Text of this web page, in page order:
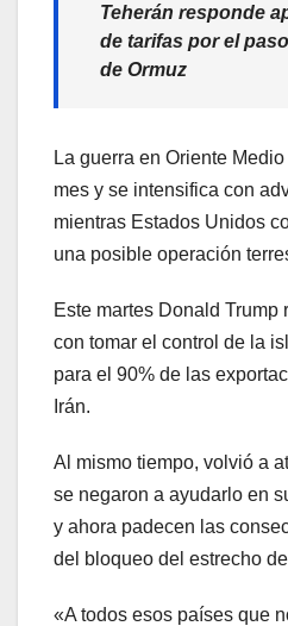
Teherán responde
de tarifas por el
de Ormuz
La guerra en Oriente
mes y se intensifica con
mientras Estados Unidos
una posible operación
Este martes Donald Trump
con tomar el control de la
para el 90% de las
Irán.
Al mismo tiempo, volvió a
se negaron a ayudarlo en
y ahora padecen las
del bloqueo del estrecho
«A todos esos países que